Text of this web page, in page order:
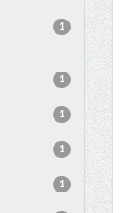
1
1
1
1
1